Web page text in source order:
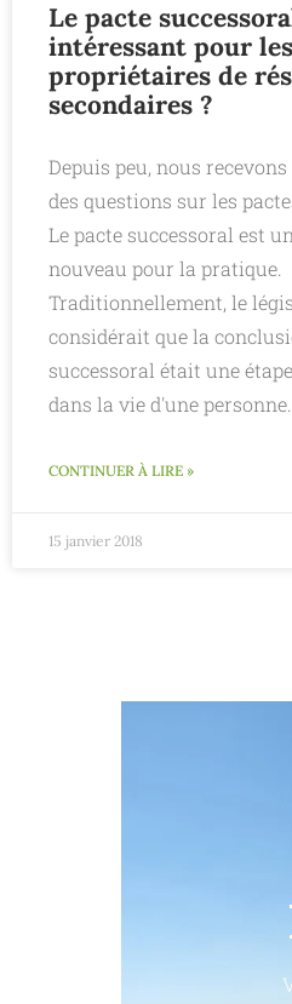
Le pacte
intéressant pour les
propriétaires de
secondaires ?
Depuis peu, nous
des questions sur les
Le pacte successoral est
nouveau pour la pratique.
Traditionnellement, le
considérait que la
successoral était une
dans la vie d'une personne.
CONTINUER À LIRE »
15 janvier 2018